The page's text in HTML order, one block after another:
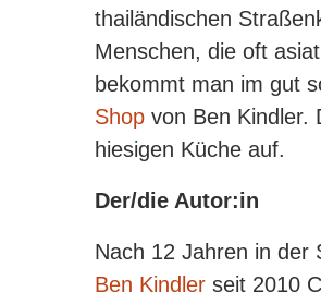
thailändischen
Menschen, die oft
bekommt man im gut
Shop von Ben Kindler.
hiesigen Küche auf.
Der/die Autor:in
Nach 12 Jahren in der
Ben Kindler seit 2010